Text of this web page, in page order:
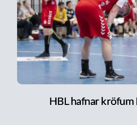
HBL hafnar